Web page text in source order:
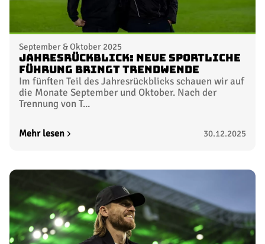
September & Oktober 2025
Jahresrückblick: Neue sportliche
Führung bringt Trendwende
Im fünften Teil des Jahresrückblicks schauen wir auf
die Monate September und Oktober. Nach der
Trennung von T...
Mehr lesen 30.12.2025